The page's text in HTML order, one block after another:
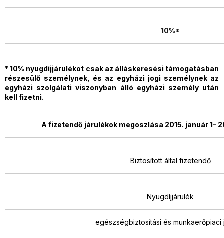
10%*
* 10% nyugdíjjárulékot csak az álláskeresési támogatásban
részesülő személynek, és az egyházi jogi személynek az
egyházi szolgálati viszonyban álló egyházi személy után
kell fizetni.
A fizetendő járulékok megoszlása 2015. január 1-
Biztosított által fizetendő
Nyugdíjjárulék
egészségbiztosítási és munkaerőpiaci